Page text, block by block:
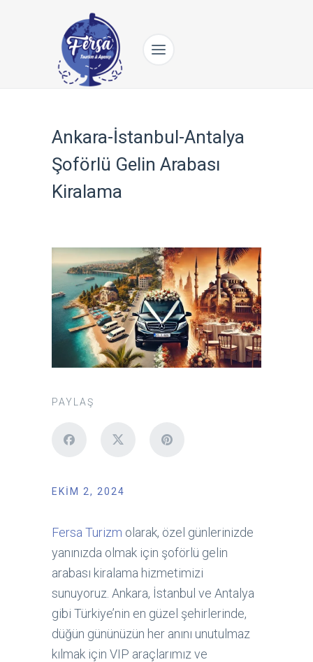
Ankara-İstanbul-Antalya
Şoförlü Gelin Arabası
Kiralama
PAYLAŞ
EKIM 2, 2024
Fersa Turizm olarak, özel günlerinizde
yanınızda olmak için şoförlü gelin
arabası kiralama hizmetimizi
sunuyoruz. Ankara, İstanbul ve Antalya
gibi Türkiye’nin en güzel şehirlerinde,
düğün gününüzün her anını unutulmaz
kılmak için VIP araçlarımız ve